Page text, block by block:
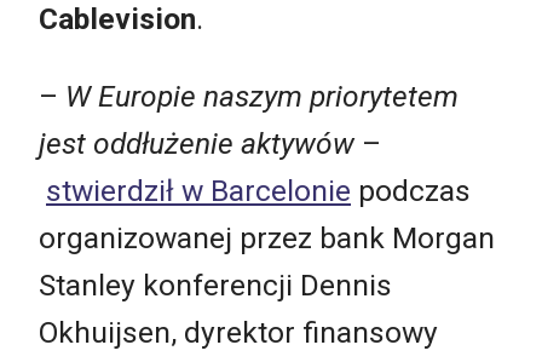
Cablevision.
– W Europie naszym priorytetem
jest oddłużenie aktywów–
stwierdził w Barcelonie podczas
organizowanej przez bank Morgan
Stanley konferencji Dennis
Okhuijsen, dyrektor finansowy